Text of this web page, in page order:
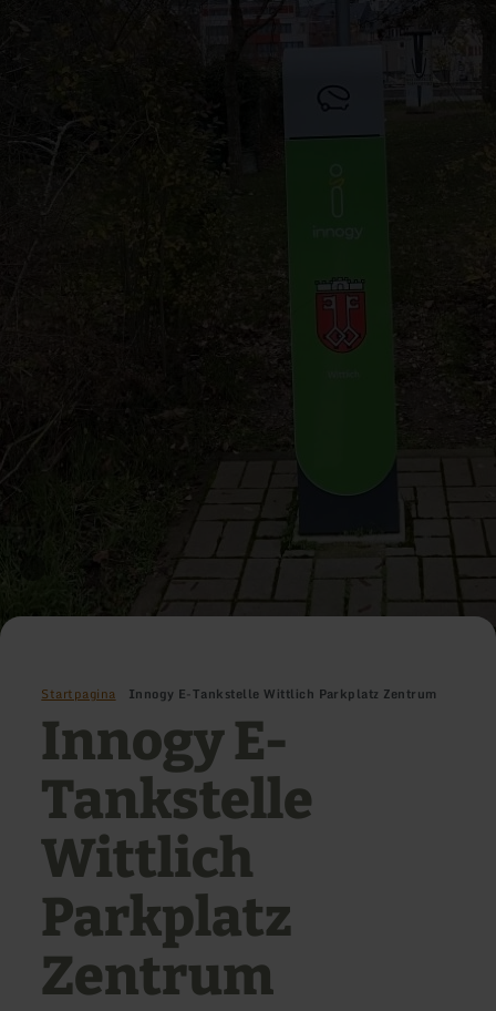
Startpagina Innogy E-Tankstelle Wittlich Parkplatz Zentrum
Innogy E-
Tankstelle
Wittlich
Parkplatz
Zentrum